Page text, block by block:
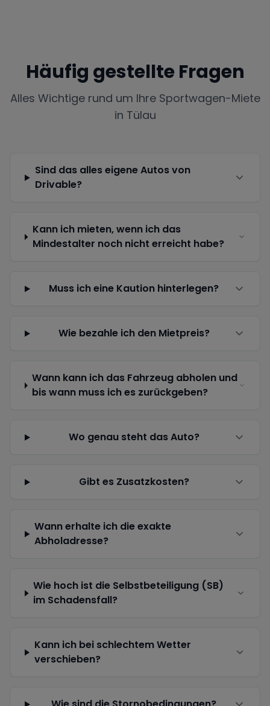
Häufig gestellte Fragen
Alles Wichtige rund um Ihre Sportwagen-Miete
in Tülau
Sind das alles eigene Autos von
Drivable?
Kann ich mieten, wenn ich das
Mindestalter noch nicht erreicht habe?
Muss ich eine Kaution hinterlegen?
Wie bezahle ich den Mietpreis?
Wann kann ich das Fahrzeug abholen und
bis wann muss ich es zurückgeben?
Wo genau steht das Auto?
Gibt es Zusatzkosten?
Wann erhalte ich die exakte
Abholadresse?
Wie hoch ist die Selbstbeteiligung (SB)
im Schadensfall?
Kann ich bei schlechtem Wetter
verschieben?